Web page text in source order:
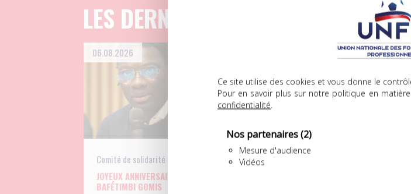
Ce site utilise des cookies et vous donne le
Pour en savoir plus sur notre politique en
confidentialité.
Nos partenaires(2)
Mesure d'audience
Vidéos
LES DERNIERS ARTICLES
06.08.2026
Comité de solidarité
JOYEUX ANNIVERSAIRE À
BAFÉTIMBI GOMIS
UNFP Football Club